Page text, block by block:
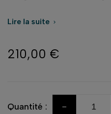
Lire la suite 
210,00 €
Quantité : -